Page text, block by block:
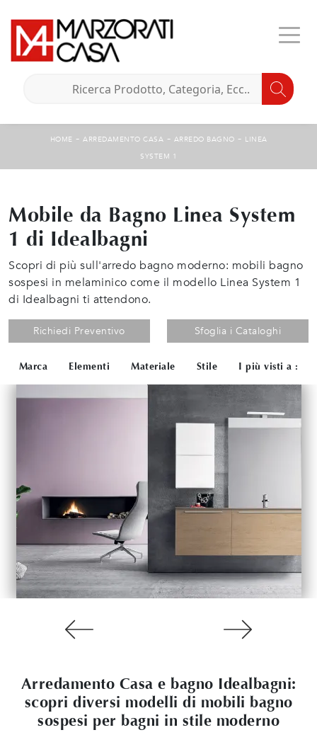
HOME - ARREDAMENTO CASA - ARREDO BAGNO - LINEA
SYSTEM 1
Mobile da Bagno Linea System
1 di Idealbagni
Scopri di più sull'arredo bagno moderno: mobili bagno
sospesi in melaminico come il modello Linea System 1
di Idealbagni ti attendono.
Richiedi Preventivo Sfoglia i Cataloghi
Marca Elementi Materiale Stile I più visti a :
Arredamento Casa e bagno Idealbagni:
scopri diversi modelli di mobili bagno
sospesi per bagni in stile moderno